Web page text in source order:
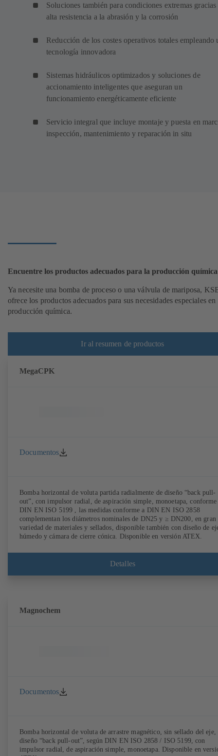
Soluciones también para condiciones extremas gracias
alta resistencia a la abrasión y la corrosión
Reducción de los costes operativos totales empleando
tecnología innovadora
Sistemas hidráulicos optimizados y soluciones de
accionamiento inteligentes que aseguran un
funcionamiento energéticamente eficiente
Servicio integral que incluye montaje y puesta en
inspección, mantenimiento y reparación in situ
Encuentre los productos adecuados para la producción química
Ya necesite una bomba de proceso o una válvula de mariposa,
ofrece los productos adecuados para sus necesidades especiales en
producción química.
Ir al resumen de productos
MegaCPK
Documentos
Bomba horizontal de voluta partida radialmente de diseño “back pull-
out”, con impulsor radial, de aspiración simple, monoetapa, conforme
DIN EN ISO 5199 , las medidas conforme a DIN EN ISO 2858
complementan los diámetros nominales de DN25 y ≥ DN200, en gran
variedad de materiales y sellados, disponible también con diseño de
húmedo y cámara de cierre cónica. Disponible en versión ATEX.
Detalles
Magnochem
Documentos
Bomba horizontal de voluta de arrastre magnético, sin sellado del eje,
diseño “back pull-out”, según DIN EN ISO 2858 / ISO 5199, con
impulsor radial, de aspiración simple, monoetapa. Disponible en